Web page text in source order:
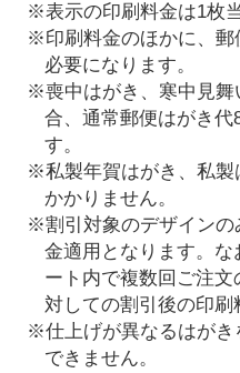
※表示の印刷料金は1枚
※印刷料金のほかに、郵
必要になります。
※喪中はがき、寒中見舞
合、通常郵便はがき代
す。
※私製年賀はがき、私製
かかりません。
※割引対象のデザインの
金適用となります。な
ート内で複数回ご注
対しての割引後の印刷
※仕上げが異なるはがき
できません。